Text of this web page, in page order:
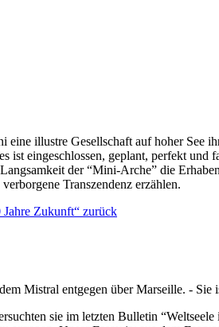
illustre Gesellschaft auf hoher
ist eingeschlossen, geplant, perfekt
der “Mini-Arche” die
Transzendenz erzählen.
Jahre Zukunft“ zurück
Mistral entgegen über Marseille. -
sie im letzten Bulletin